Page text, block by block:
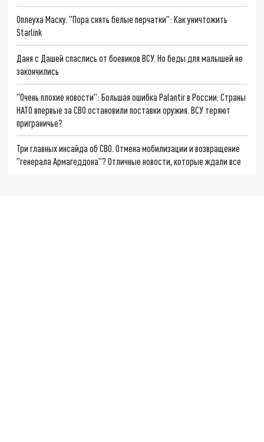
Оплеуха Маску. "Пора снять белые перчатки": Как уничтожить
Starlink
Даня с Дашей спаслись от боевиков ВСУ. Но беды для малышей не
закончились
"Очень плохие новости": Большая ошибка Palantir в России. Страны
НАТО впервые за СВО остановили поставки оружия. ВСУ теряют
приграничье?
Три главных инсайда об СВО. Отмена мобилизации и возвращение
"генерала Армагеддона"? Отличные новости, которые ждали все